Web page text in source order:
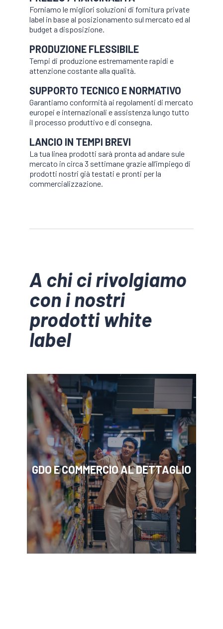
Forniamo le migliori soluzioni di fornitura private
label in base al posizionamento sul mercato ed al
budget a disposizione.
PRODUZIONE FLESSIBILE
Tempi di produzione estremamente rapidi e
attenzione costante alla qualità.
SUPPORTO TECNICO E NORMATIVO
Garantiamo conformità ai regolamenti di mercato
europei e internazionali e assistenza lungo tutto
il processo produttivo e di consegna.
LANCIO IN TEMPI BREVI
La tua linea prodotti sarà pronta ad andare sule
mercato in circa 3 settimane grazie all’impiego di
prodotti nostri già testati e pronti per la
commercializzazione.
A chi ci rivolgiamo
con i nostri
prodotti white
label
GDO E COMMERCIO AL DETTAGLIO